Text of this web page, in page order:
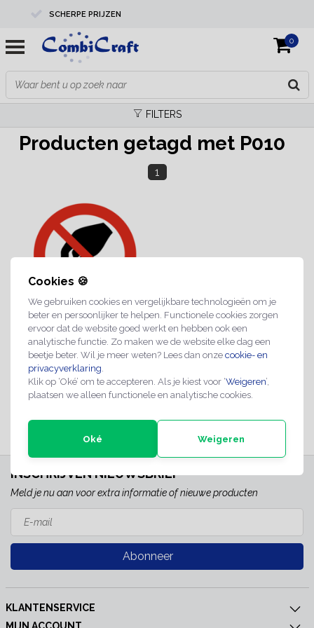
Cookies 🍪
We gebruiken cookies en vergelijkbare technologieën om je
beter en persoonlijker te helpen. Functionele cookies zorgen
ervoor dat de website goed werkt en hebben ook een
analytische functie. Zo maken we de website elke dag een
beetje beter. Wil je meer weten? Lees dan onze cookie- en
privacyverklaring.
Klik op ‘Oké’ om te accepteren. Als je kiest voor ‘Weigeren’,
plaatsen we alleen functionele en analytische cookies.
Oké Weigeren
SCHERPE PRIJZEN
PROFESSIONELE KWALITEIT
EXPERTS IN MAATWERK
0
FILTERS
Producten getagd met P010
1
Aanraken verboden
bordje
€2,99
INSCHRIJVEN NIEUWSBRIEF
Meld je nu aan voor extra informatie of nieuwe producten
Abonneer
KLANTENSERVICE